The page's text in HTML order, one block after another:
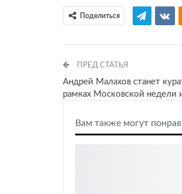
Поделиться
ПРЕД СТАТЬЯ
Андрей Малахов станет
рамках Московской недели
Вам также могут